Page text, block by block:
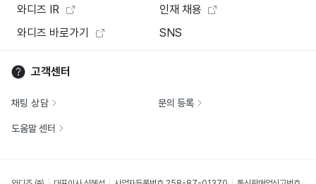
와디즈 IR
인재 채용
와디즈 바로가기
SNS
고객센터
채팅 상담 문의 등록
도움말 센터